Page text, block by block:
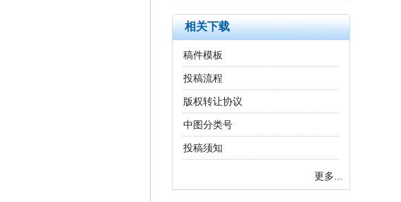
相关下载
稿件模板
投稿流程
版权转让协议
中图分类号
投稿须知
更多...